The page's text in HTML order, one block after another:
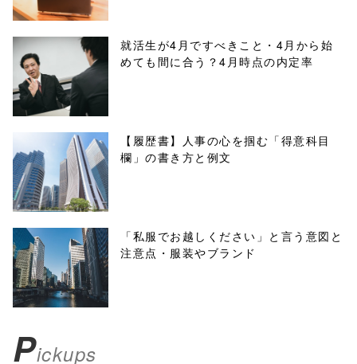
line10
/1132316"
onclick="windo
w.open(this.hre
f, 'Gwindow',
'width=550,
height=450,
menubar=no,
toolbar=no,
scrollbars=yes'
false;"> シェア
就活生が4月ですべきこと・4月から始
めても間に合う？4月時点の内定率
【履歴書】人事の心を掴む「得意科目
欄」の書き方と例文
「私服でお越しください」と言う意図と
注意点・服装やブランド
Pickups